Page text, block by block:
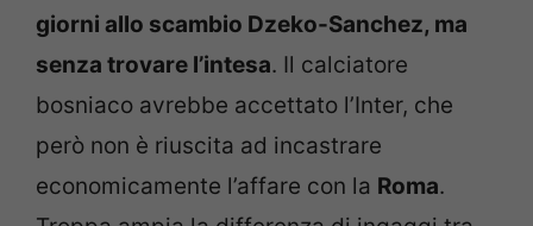
giorni allo scambio Dzeko-Sanchez, ma
senza trovare l’intesa. Il calciatore
bosniaco avrebbe accettato l’Inter, che
però non è riuscita ad incastrare
economicamente l’affare con la Roma.